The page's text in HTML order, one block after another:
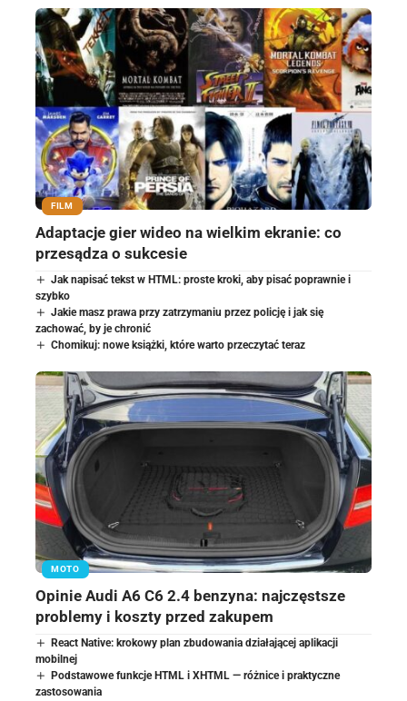
FILM
Adaptacje gier wideo na wielkim ekranie: co
przesądza o sukcesie
Jak napisać tekst w HTML: proste kroki, aby pisać poprawnie i
szybko
Jakie masz prawa przy zatrzymaniu przez policję i jak się
zachować, by je chronić
Chomikuj: nowe książki, które warto przeczytać teraz
MOTO
Opinie Audi A6 C6 2.4 benzyna: najczęstsze
problemy i koszty przed zakupem
React Native: krokowy plan zbudowania działającej aplikacji
mobilnej
Podstawowe funkcje HTML i XHTML — różnice i praktyczne
zastosowania